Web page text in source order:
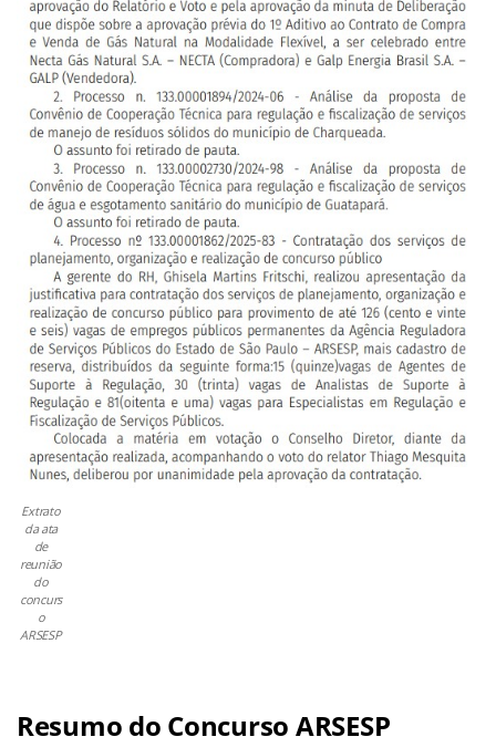
Extrato
da ata
de
reunião
do
concurs
o
ARSESP
Resumo do Concurso ARSESP